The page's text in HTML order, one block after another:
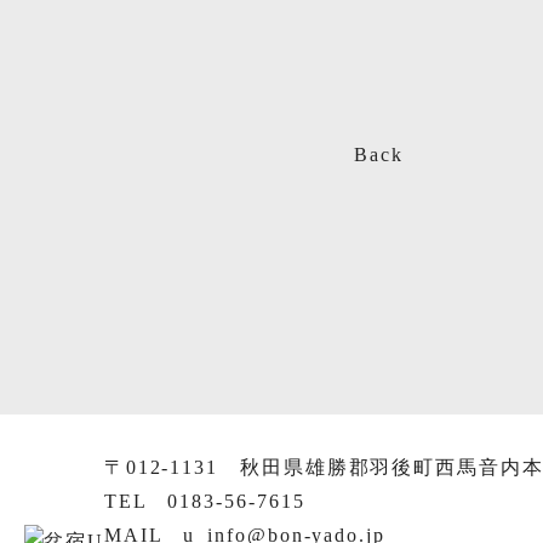
Back
〒012-1131 秋田県雄勝郡羽後町西馬音内
TEL 0183-56-7615
MAILu_info@bon-yado.jp